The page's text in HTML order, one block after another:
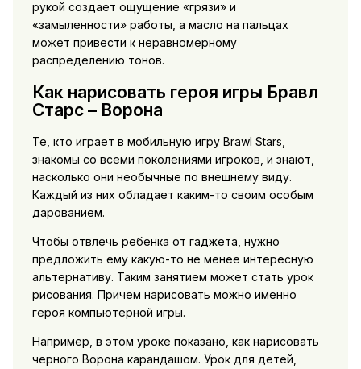
рукой создает ощущение «грязи» и
«замыленности» работы, а масло на пальцах
может привести к неравномерному
распределению тонов.
Как нарисовать героя игры Бравл
Старс – Ворона
Те, кто играет в мобильную игру Brawl Stars,
знакомы со всеми поколениями игроков, и знают,
насколько они необычные по внешнему виду.
Каждый из них обладает каким-то своим особым
дарованием.
Чтобы отвлечь ребенка от гаджета, нужно
предложить ему какую-то не менее интересную
альтернативу. Таким занятием может стать урок
рисования. Причем нарисовать можно именно
героя компьютерной игры.
Например, в этом уроке показано, как нарисовать
черного Ворона карандашом. Урок для детей,